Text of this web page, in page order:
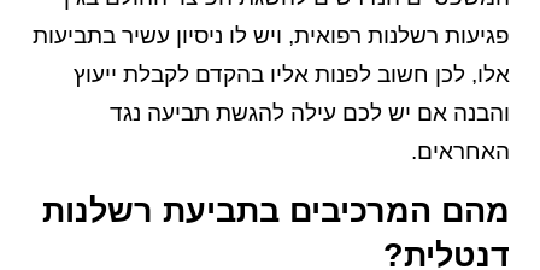
פגיעות רשלנות רפואית, ויש לו ניסיון עשיר בתביעות
אלו, לכן חשוב לפנות אליו בהקדם לקבלת ייעוץ
והבנה אם יש לכם עילה להגשת תביעה נגד
האחראים.
מהם המרכיבים בתביעת רשלנות
דנטלית?